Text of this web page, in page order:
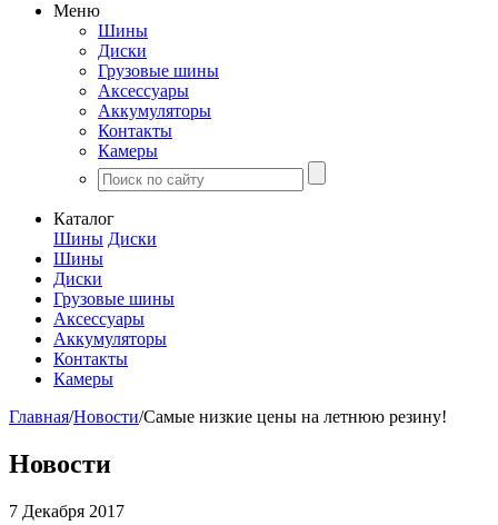
Меню
Шины
Диски
Грузовые шины
Аксессуары
Аккумуляторы
Контакты
Камеры
Каталог
Шины Диски
Шины
Диски
Грузовые шины
Аксессуары
Аккумуляторы
Контакты
Камеры
Главная/Новости/Самые низкие цены на летнюю резину!
Новости
7 Декабря 2017